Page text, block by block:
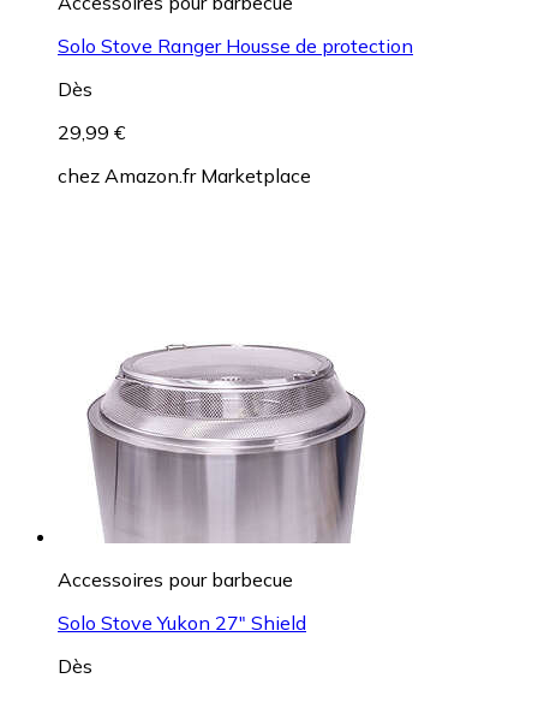
Solo Stove Ranger Housse de protection
Dès
29,99 €
chez Amazon.fr Marketplace
Accessoires pour barbecue
Solo Stove Yukon 27" Shield
Dès